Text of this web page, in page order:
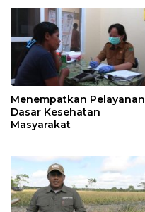
Menempatkan Pelayanan
Dasar Kesehatan
Masyarakat